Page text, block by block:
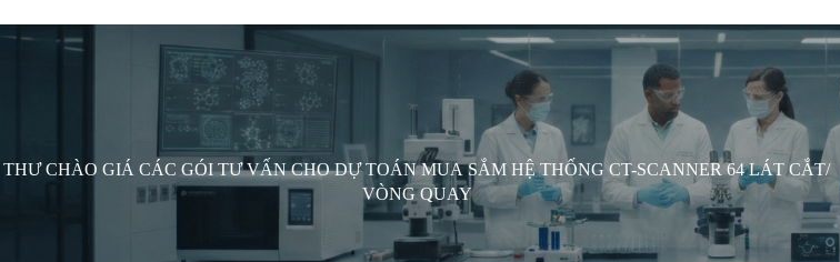
THƯ CHÀO GIÁ CÁC GÓI TƯ VẤN CHO DỰ TOÁN MUA SẮM HỆ THỐNG CT-SCANNER 64 LÁT CẮT/
VÒNG QUAY